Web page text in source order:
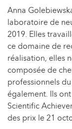
Anna
laboratoire de
2019. Elles
ce domaine de
réalisation, elles
composée de
professionnels
également. Ils
Scientific
des prix le 21